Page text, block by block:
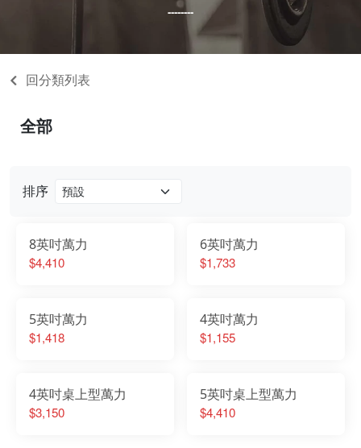
--------
回分類列表
排序
8英吋萬力
$4,410
6英吋萬力
$1,733
5英吋萬力
$1,418
4英吋萬力
$1,155
4英吋桌上型萬力
$3,150
5英吋桌上型萬力
$4,410
全部